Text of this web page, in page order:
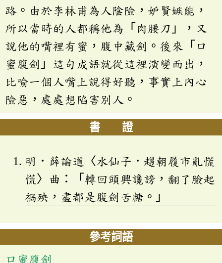
路。由於李林甫為人陰險，妒賢嫉能，
所以當時的人都稱他為「肉腰刀」，又
說他的嘴裡有蜜，腹中藏劍。後來「口
蜜腹劍」這句成語就從這裡演變而出，
比喻一個人嘴上說得好聽，事實上內心
險惡，處處想陷害別人。
書 證
明．薛論道〈水仙子．趨朝履市亂慌
慌〉曲：「轉回頭興讒謗，翻了臉起
禍殃，盡都是腹劍舌糖。」
參考詞語
口蜜腹劍